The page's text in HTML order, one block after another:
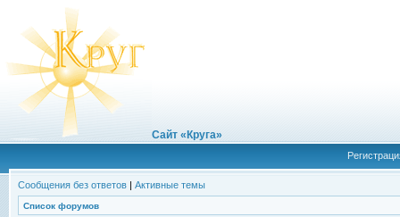
Сайт «Круга»
Сообщения без ответов | Активные темы
Список форумов